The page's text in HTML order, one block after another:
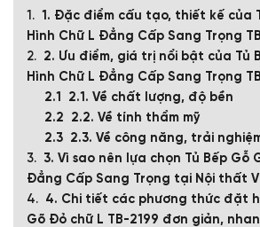
1. Đặc điểm cấu tạo, thiết kế của
Hình Chữ L Đẳng Cấp Sang Trọng
2. Ưu điểm, giá trị nổi bật của Tủ
Hình Chữ L Đẳng Cấp Sang Trọng
2.1. Về chất lượng, độ bền
2.2. Về tính thẩm mỹ
2.3. Về công năng, trải
3. Vì sao nên lựa chọn Tủ Bếp Gỗ
Đẳng Cấp Sang Trọng tại Nội thất
4. Chi tiết các phương thức đặt
Gõ Đỏ chữ L TB-2199 đơn giản,